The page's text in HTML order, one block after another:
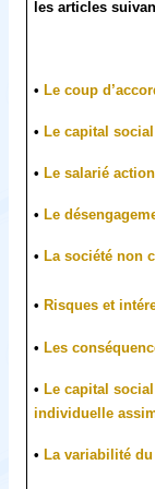
les articles
• Le coup
• Le capital
• Le salarié
• Le
• La société non
• Risques et
• Les
• Le capital
individuelle
• La variabilité